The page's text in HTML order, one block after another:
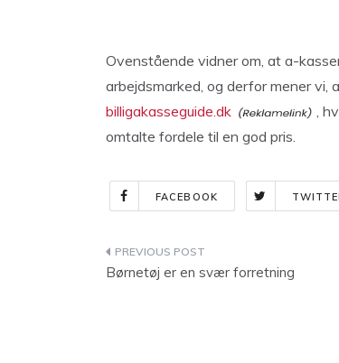
Ovenstående vidner om, at a-
arbejdsmarked, og derfor mener vi,
billigakasseguide.dk
,
omtalte fordele til en god pris.
FACEBOOK
Indlægsnavigation
Børnetøj er en svær forretning